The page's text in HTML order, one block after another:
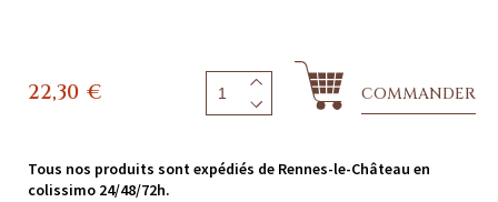
22,30 € COMMANDER
Tous nos produits sont expédiés de Rennes-le-Château en
colissimo 24/48/72h.